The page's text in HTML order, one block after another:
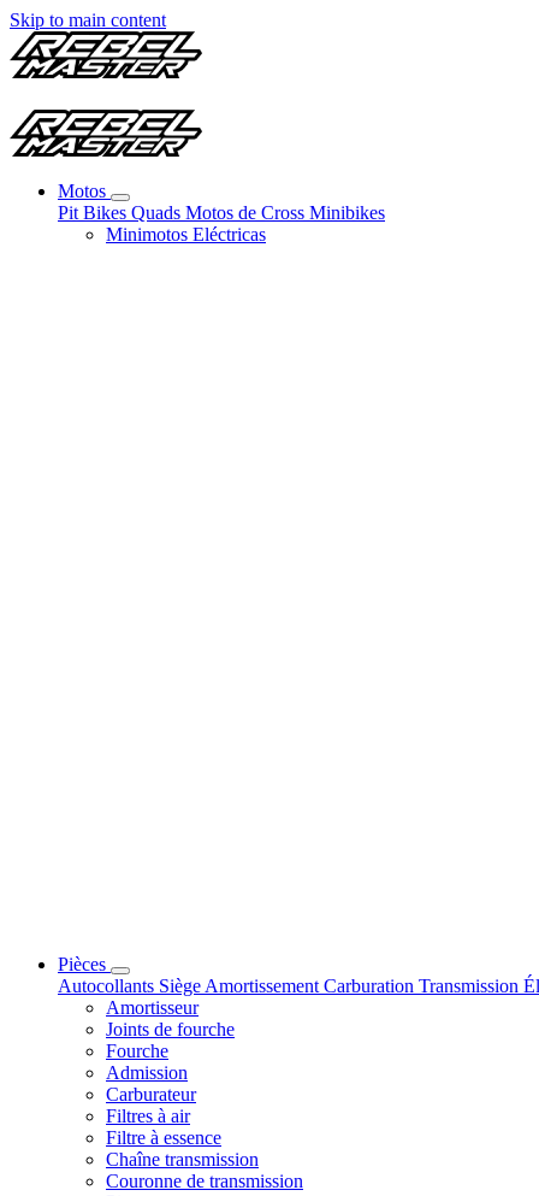
Skip to main content
Motos
Pit Bikes Quads Motos de Cross Minibikes
Minimotos Eléctricas
Pièces
Autocollants Siège Amortissement Carburation Transmission
Amortisseur
Joints de fourche
Fourche
Admission
Carburateur
Filtres à air
Filtre à essence
Chaîne transmission
Couronne de transmission